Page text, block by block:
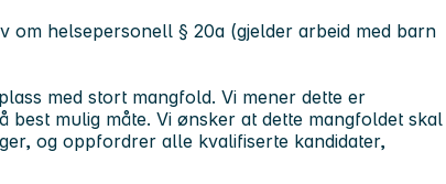
om helsepersonell § 20a (gjelder arbeid med barn
med stort mangfold. Vi mener dette er
mulig måte. Vi ønsker at dette mangfoldet skal
og oppfordrer alle kvalifiserte kandidater,